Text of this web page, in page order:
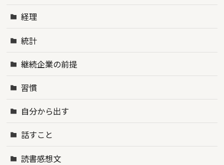
経理
統計
継続企業の前提
習慣
自分から出す
話すこと
読書感想文